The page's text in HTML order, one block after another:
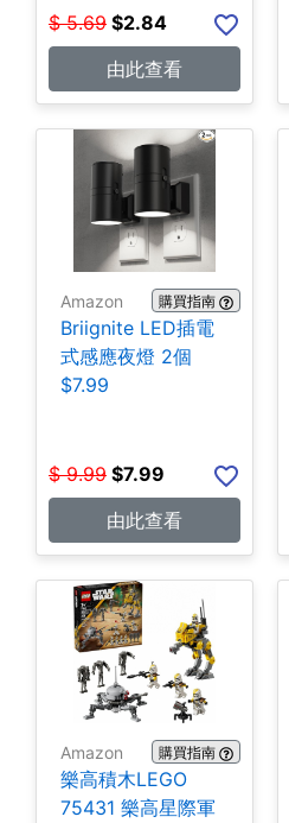
$ 5.69 $2.84
由此查看
Amazon 購買指南
Briignite LED插電
式感應夜燈 2個
$7.99
$ 9.99 $7.99
由此查看
Amazon 購買指南
樂高積木LEGO
75431 樂高星際軍